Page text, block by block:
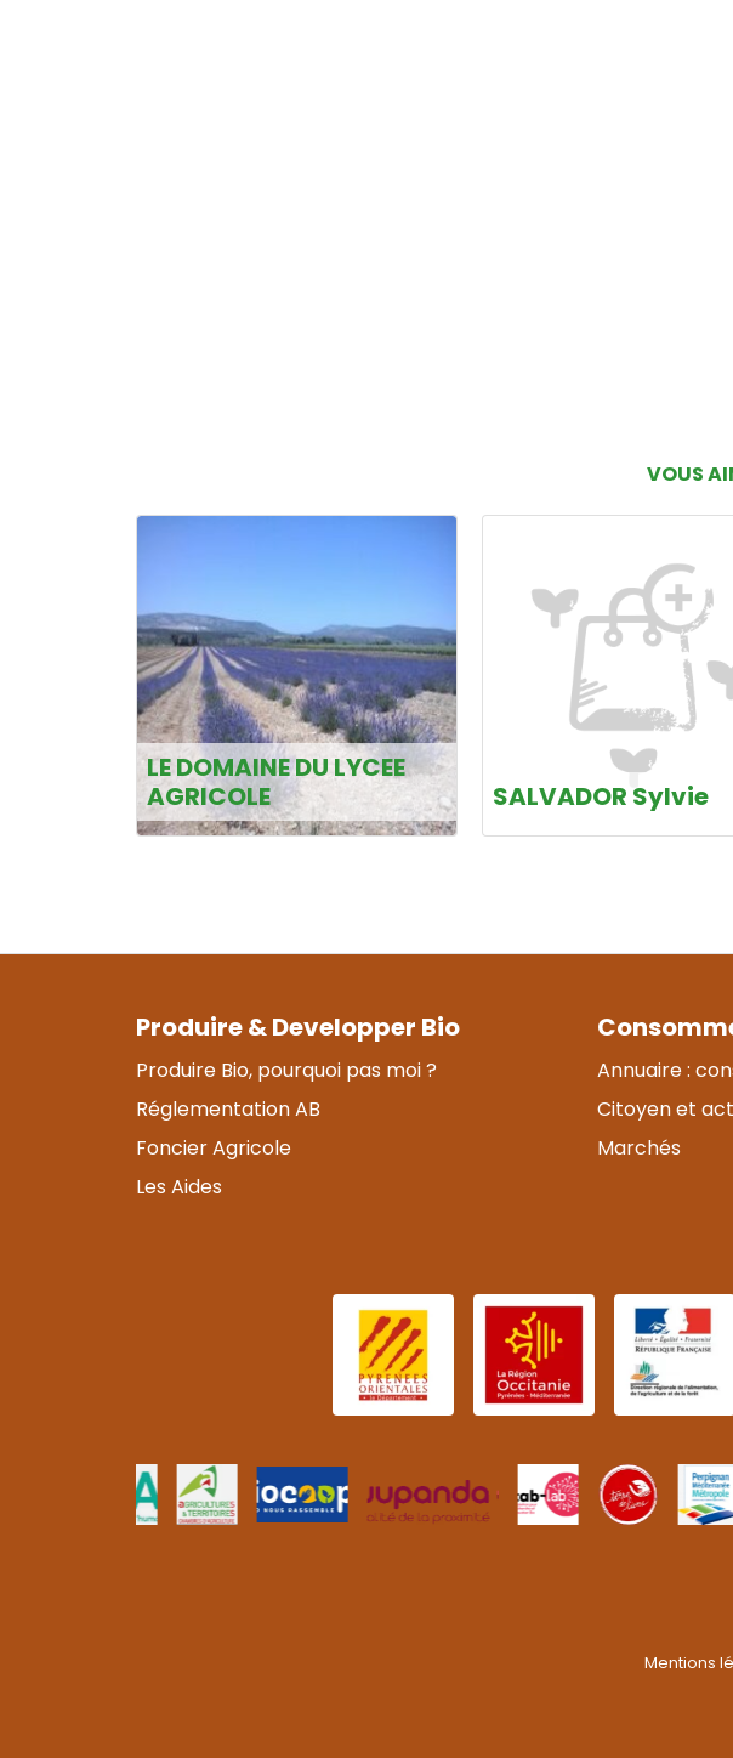
VOUS
LE DOMAINE DU LYCEE
AGRICOLE
SALVADOR Sylvie
Produire & Developper Bio
Produire Bio, pourquoi pas moi ?
Réglementation AB
Foncier Agricole
Les Aides
Annuaire :
Citoyen et
Marchés
Mentions